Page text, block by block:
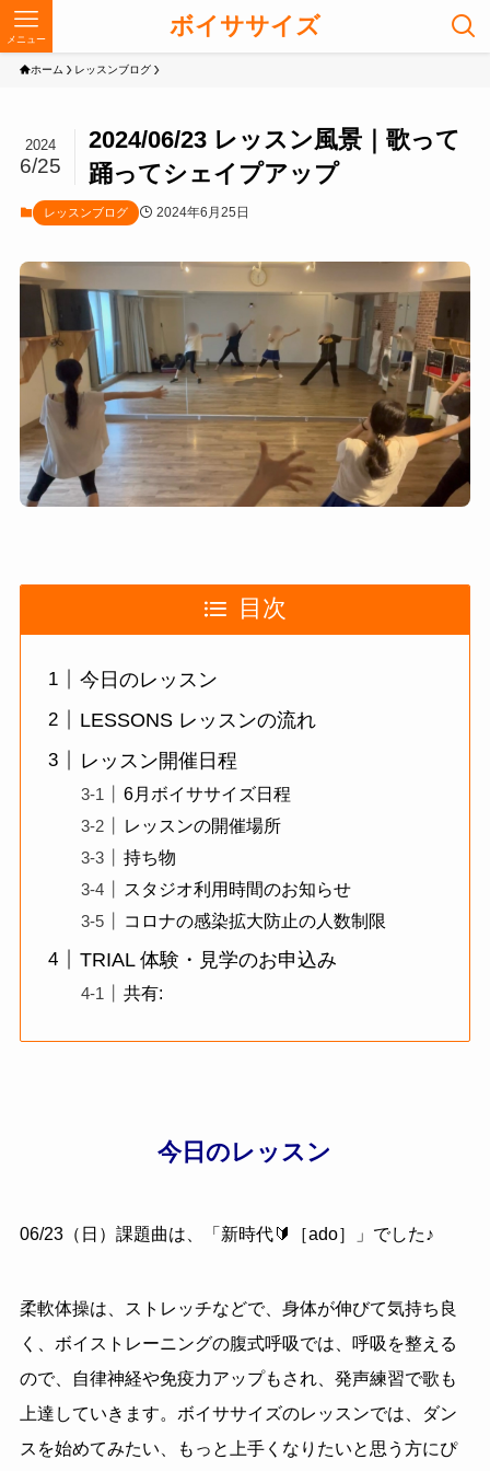
ボイササイズ
メニュー
ホーム レッスンブログ
2024/06/23 レッスン風景｜歌って
踊ってシェイプアップ
2024
6/25
レッスンブログ 2024年6月25日
目次
今日のレッスン
LESSONS レッスンの流れ
レッスン開催日程
6月ボイササイズ日程
レッスンの開催場所
持ち物
スタジオ利用時間のお知らせ
コロナの感染拡大防止の人数制限
TRIAL 体験・見学のお申込み
共有:
今日のレッスン
06/23（日）課題曲は 、「 新時代🔰［ado］ 」でした♪
柔軟体操は、ストレッチなどで、身体が伸びて気持ち良
く、ボイストレーニングの腹式呼吸では、呼吸を整える
ので、自律神経や免疫力アップもされ、発声練習で歌も
上達していきます。ボイササイズのレッスンでは、ダン
スを始めてみたい、もっと上手くなりたいと思う方にぴ